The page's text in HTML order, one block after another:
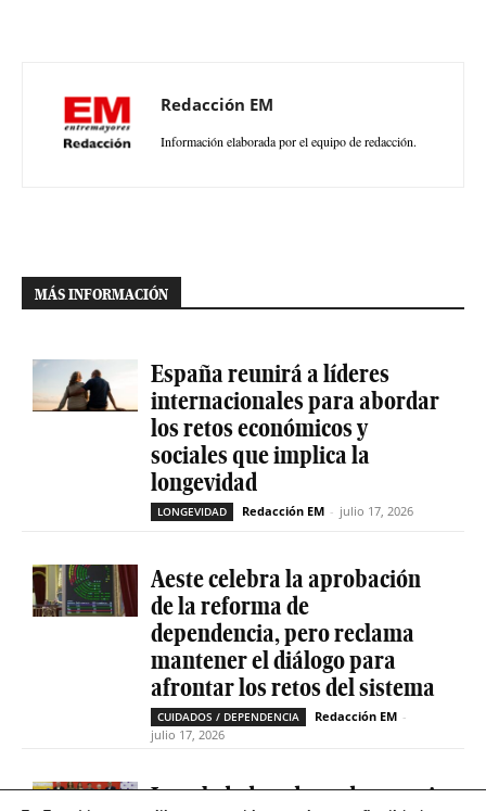
Redacción EM
Información elaborada por el equipo de redacción.
MÁS INFORMACIÓN
España reunirá a líderes
internacionales para abordar
los retos económicos y
sociales que implica la
longevidad
LONGEVIDAD Redacción EM - julio 17, 2026
Aeste celebra la aprobación
de la reforma de
dependencia, pero reclama
mantener el diálogo para
afrontar los retos del sistema
CUIDADOS / DEPENDENCIA Redacción EM -
julio 17, 2026
La soledad no deseada es casi